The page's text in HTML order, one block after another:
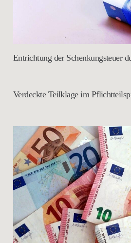
Entrichtung der Schenkungsteuer
Verdeckte Teilklage im